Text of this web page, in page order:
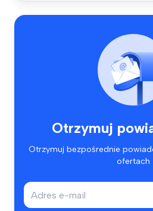
Otrzymuj
Otrzymuj bezpośrednie
ofertach